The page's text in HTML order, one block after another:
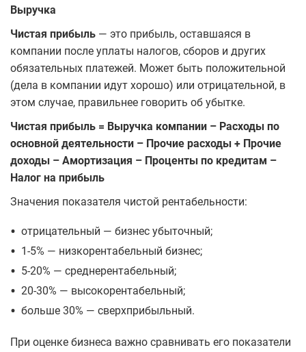
Выручка
Чистая прибыль — это прибыль, оставшаяся в
компании после уплаты налогов, сборов и других
обязательных платежей. Может быть положительной
(дела в компании идут хорошо) или отрицательной, в
этом случае, правильнее говорить об убытке.
Чистая прибыль = Выручка компании – Расходы по
основной деятельности – Прочие расходы + Прочие
доходы – Амортизация – Проценты по кредитам –
Налог на прибыль
Значения показателя чистой рентабельности:
• отрицательный — бизнес убыточный;
• 1-5% — низкорентабельный бизнес;
• 5-20% — среднерентабельный;
• 20-30% — высокорентабельный;
• больше 30% — сверхприбыльный.
При оценке бизнеса важно сравнивать его показатели